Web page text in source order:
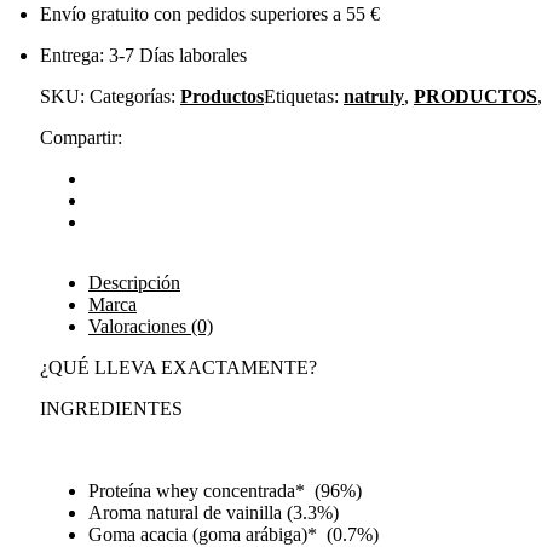
Envío gratuito con pedidos superiores a 55 €
Entrega: 3-7 Días laborales
SKU: Categorías: ProductosEtiquetas: natruly, PRODUCTOS
Compartir:
Descripción
Marca
Valoraciones (0)
¿QUÉ LLEVA EXACTAMENTE?
INGREDIENTES
Proteína whey concentrada* (96%)
Aroma natural de vainilla (3.3%)
Goma acacia (goma arábiga)* (0.7%)